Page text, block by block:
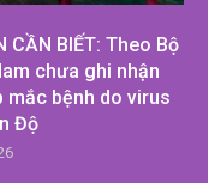
CẦN BIẾT: Theo Bộ
chưa ghi nhận
mắc bệnh do virus
Độ